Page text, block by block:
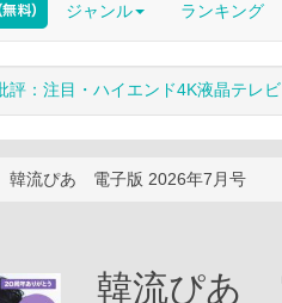
ジャンル ランキング
評：注目・ハイエンド4K液晶テレビ
韓流ぴあ 電子版 2026年7月号
韓流ぴあ